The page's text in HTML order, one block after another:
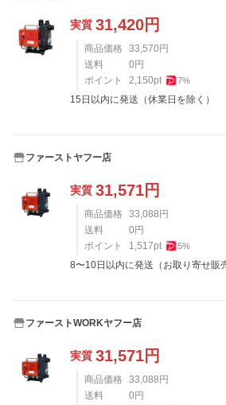
実質 31,420円
商品価格 33,570 円
送料
0 円
ポイント
2,150pt 7%
15日以内に発送（休業日を除く）
ファーストヤフー店
実質 31,571円
商品価格 33,088 円
送料
0 円
ポイント
1,517pt 5%
8〜10日以内に発送（お取り寄せ販
ファーストWORKヤフー店
実質 31,571円
商品価格 33,088 円
送料
0 円